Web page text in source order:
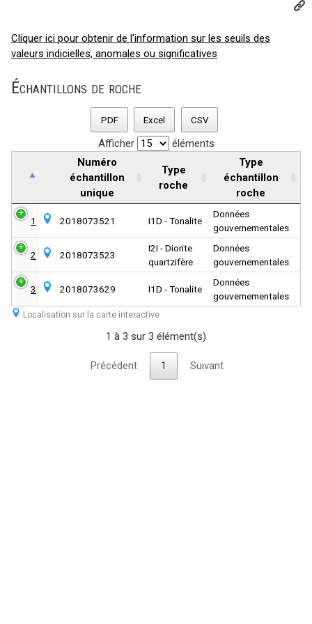
Cliquer ici pour obtenir de l'information sur les seuils des
valeurs indicielles, anomales ou significatives
Échantillons de roche
PDF Excel CSV
Afficher éléments
Localisation sur la carte interactive
Numéro
échantillon
unique
Type
roche
Type
échantillon
roche
1 2018073521 I1D - Tonalite
Données
gouvernementales
2 2018073523
I2I - Diorite
quartzifère
Données
gouvernementales
3 2018073629 I1D - Tonalite
Données
gouvernementales
1 à 3 sur 3 élément(s)
Précédent 1 Suivant